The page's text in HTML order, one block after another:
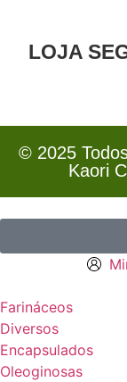
LOJA
© 2025
Kaori
Farináceos
Diversos
Encapsulados
Oleoginosas